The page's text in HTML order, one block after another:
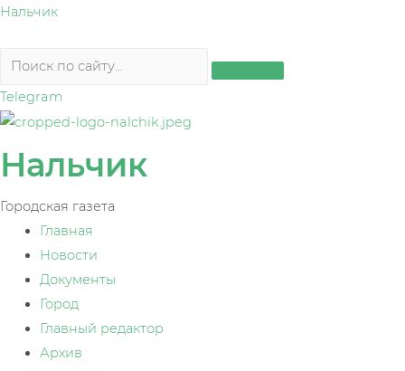
Перейти
содержимому
Нальчик
Telegram
Нальчик
Городская газета
Главная
Новости
Документы
Город
Главный редактор
Архив